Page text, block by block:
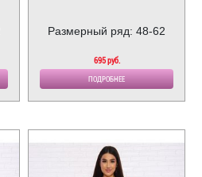
Размерный ряд: 48-62
695 руб.
ПОДРОБНЕЕ